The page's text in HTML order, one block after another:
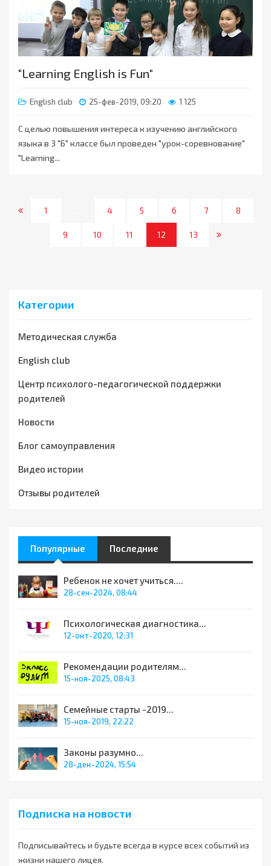
"Learning English is Fun"
English club 25-фев-2019, 09:20 1 125
С целью повышения интереса к изучению английского
языка в 3 "Б" классе был проведен "урок-соревнование"
"Learning...
1 4 5 6 7 8
9 10 11 12 13
Категории
Методическая служба
English club
Центр психолого-педагогической поддержки
родителей
Новости
Блог самоуправления
Видео истории
Отзывы родителей
Популярные Последние
Ребенок не хочет учиться....
28-сен-2024, 08:44
Психологическая диагностика...
12-окт-2020, 12:31
Рекомендации родителям...
15-ноя-2025, 08:43
Семейные старты -2019...
15-ноя-2019, 22:22
Законы разумно...
28-дек-2024, 15:54
Подписка на новости
Подписывайтесь и будьте всегда в курсе всех событий из
жизни нашего лицея.